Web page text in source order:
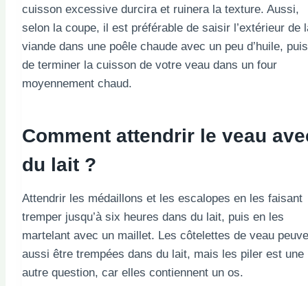
cuisson excessive durcira et ruinera la texture. Aussi,
selon la coupe, il est préférable de saisir l’extérieur de
viande dans une poêle chaude avec un peu d’huile, puis
de terminer la cuisson de votre veau dans un four
moyennement chaud.
Comment attendrir le veau
du lait ?
Attendrir les médaillons et les escalopes en les faisant
tremper jusqu’à six heures dans du lait, puis en les
martelant avec un maillet. Les côtelettes de veau
aussi être trempées dans du lait, mais les piler est une
autre question, car elles contiennent un os.